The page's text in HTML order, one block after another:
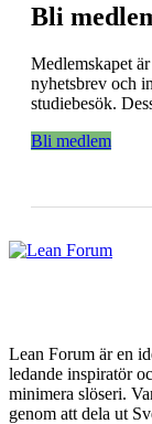
Bli
Medlemskapet
nyhetsbrev och
studiebesök.
Bli medlem
Lean Forum är en
ledande inspiratör
minimera slöseri.
genom att dela ut